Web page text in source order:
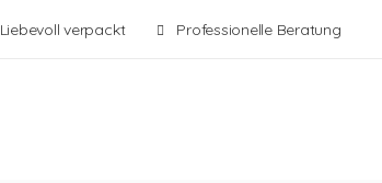
Liebevoll verpackt Professionelle Beratung